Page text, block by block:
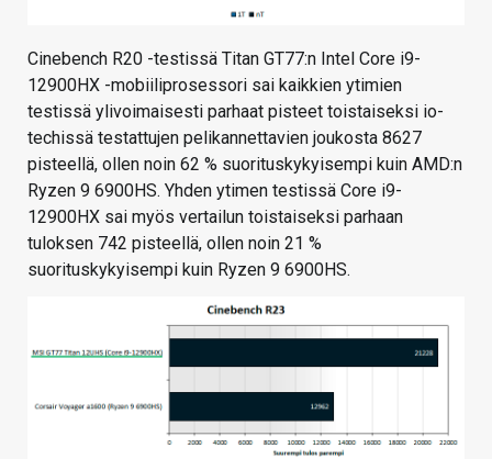
Cinebench R20 -testissä Titan GT77:n Intel Core i9-
12900HX -mobiiliprosessori sai kaikkien ytimien
testissä ylivoimaisesti parhaat pisteet toistaiseksi io-
techissä testattujen pelikannettavien joukosta 8627
pisteellä, ollen noin 62 % suorituskykyisempi kuin AMD:n
Ryzen 9 6900HS. Yhden ytimen testissä Core i9-
12900HX sai myös vertailun toistaiseksi parhaan
tuloksen 742 pisteellä, ollen noin 21 %
suorituskykyisempi kuin Ryzen 9 6900HS.